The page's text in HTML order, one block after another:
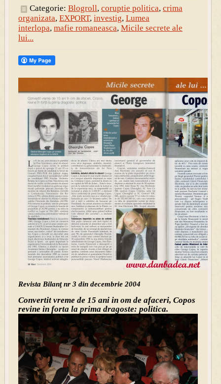
Categorie: Blogroll, coruptie politica, crima
organizata, EXPORT, investig, Lumea
interlopa, mafie romaneasca, Micile secrete ale
lui...
Revista Bilanţ nr 3 din decembrie 2004
Convertit vreme de 15 ani in om de afaceri, Copos
revine in forta la prima dragoste: politica.